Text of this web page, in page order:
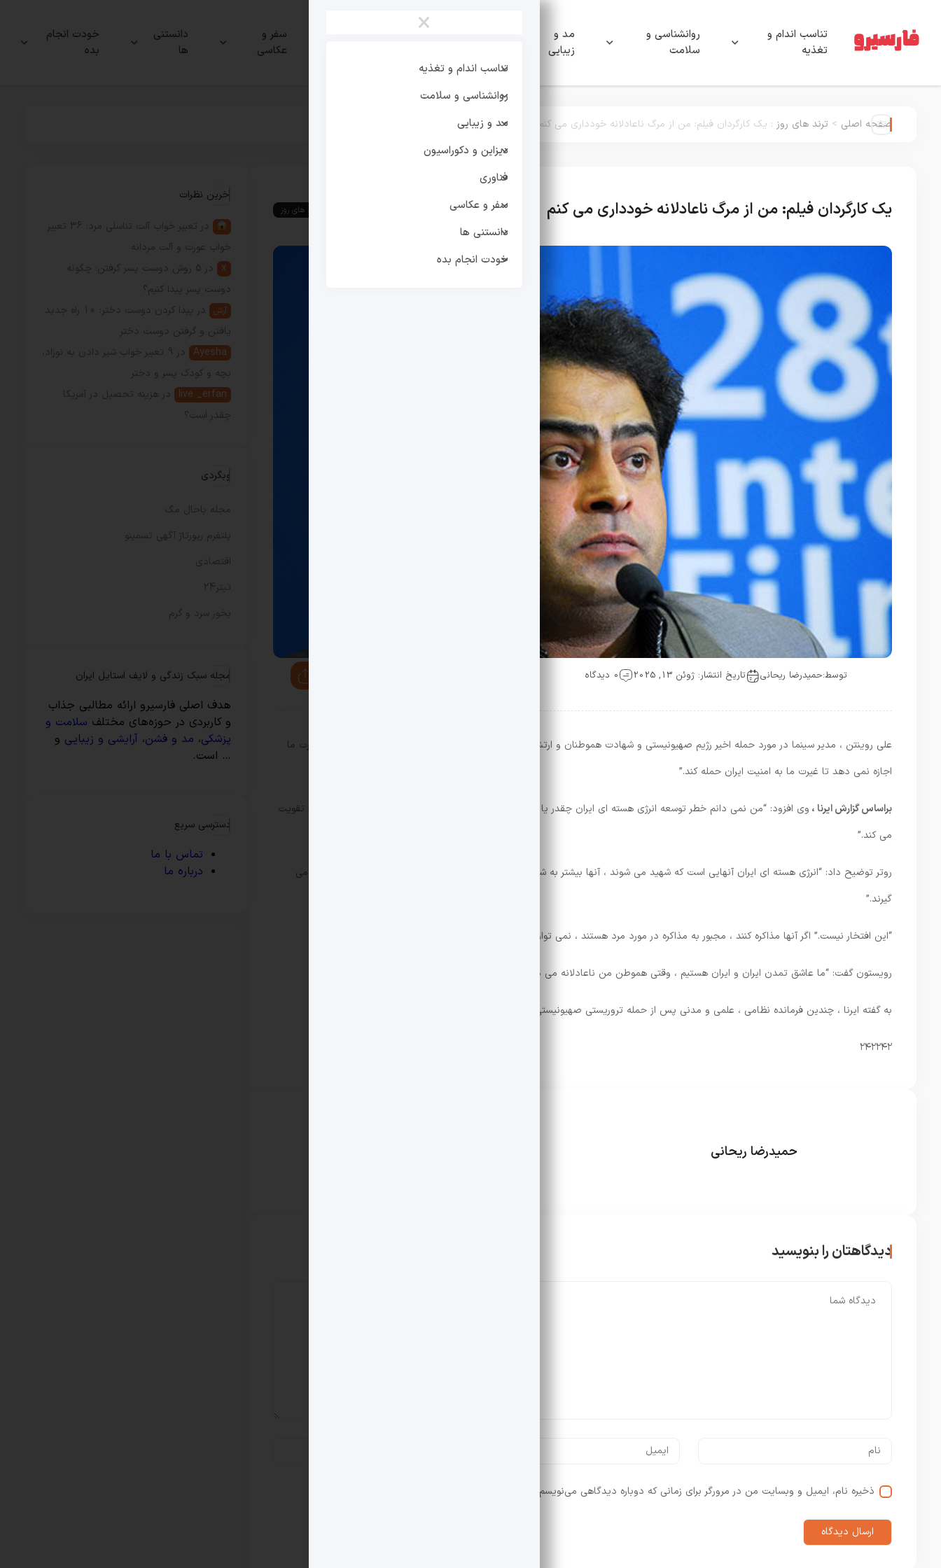
تناسب اندام و
تغذیه
روانشناسی و
سلامت
مد و
زیبایی
سفر و
عکاسی
دانستنی
ها
خودت انجام
بده
×
تناسب اندام و تغذیه
روانشناسی و سلامت
مد و زیبایی
دیزاین و دکوراسیون
فناوری
سفر و عکاسی
دانستنی ها
خودت انجام بده
صفحه اصلی > ترند های روز : یک کارگردان فیلم: من از مرگ ناعادلانه خودداری می کنم
یک کارگردان فیلم: من از مرگ ناعادلانه خودداری می کنم ترند های روز
توسط:حمیدرضا ریحانی تاریخ انتشار: ژوئن 13, 2025 0 دیدگاه
علی روینتن ، مدیر سینما در مورد حمله اخیر رژیم صهیونیستی و شهادت هموطنان و ارتش گفت: “وقتی به اعتقاد خود می رسیم ، ما هستیم و غیرت ما
اجازه نمی دهد تا غیرت ما به امنیت ایران حمله کند.”
براساس گزارش ایرنا ، وی افزود: “من نمی دانم خطر توسعه انرژی هسته ای ایران چقدر یا چقدر است ، اما این حملات انرژی هسته ای پنهان ایران را تقویت
می کند.”
روتر توضیح داد: “انرژی هسته ای ایران آنهایی است که شهید می شوند ، آنها بیشتر به شهادت می رسند و وقتی به شهادت می رسند ، کل جهان را می
گیرند.”
“این افتخار نیست.” اگر آنها مذاکره کنند ، مجبور به مذاکره در مورد مرد هستند ، نمی توان در میان مذاکره عمل کرد. ”
رویستون گفت: “ما عاشق تمدن ایران و ایران هستیم ، وقتی هموطن من ناعادلانه می میرد ، حسادت من نمی پذیرد.”
به گفته ایرنا ، چندین فرمانده نظامی ، علمی و مدنی پس از حمله تروریستی صهیونیستی علیه تهران و چندین شهر این کشور به شهادت رسیدند.
۲۴۲۲۴۲
حمیدرضا ریحانی
دیدگاهتان را بنویسید
ذخیره نام، ایمیل و وبسایت من در مرورگر برای زمانی که دوباره دیدگاهی می‌نویسم.
آخرین نظرات
در
تعبیر خواب آلت تناسلی مرد: 36 تعبیر
خواب عورت و آلت مردانه
X در
5 روش دوست پسر گرفتن؛ چگونه
دوست پسر پیدا کنیم؟
آرش در
پیدا کردن دوست دختر: 10 راه جدید
یافتن و گرفتن دوست دختر
Ayesha
در
9 تعبیر خواب شیر دادن به نوزاد،
بچه و کودک پسر و دختر
live _erfan
در
هزینه تحصیل در آمریکا
چقدر است؟
وبگردی
مجله باحال مگ
پلتفرم رپورتاژ آگهی تسمینو
اقتصادی
تیتر24
بخور سرد و گرم
مجله سبک زندگی و لایف استایل ایران
هدف اصلی فارسیرو ارائه مطالبی جذاب
و کاربردی در حوزه‌های مختلف سلامت و
پزشکی، مد و فشن، آرایشی و زیبایی و
… است.
دسترسی سریع
تماس با ما
درباره ما